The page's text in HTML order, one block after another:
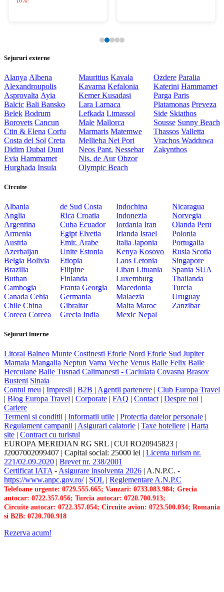
Sejururi externe
Alanya Albena
Alexandroupolis
Asprovalta Ayia
Balcic Bali Bansko
Belek Bodrum
Borovets Cancun
Ctin & Elena Corfu
Costa del Sol Creta
Didim Dubai Duni
Evia Hammamet
Hurghada Insula
Mauritius Kavala
Kavarna Kefalonia
KemerKusadasi
LaraLarnaca
Lefkada Limassol
Male Mallorca
Marmaris Matemwe
MelliehaNei Pori
Neos Pant. Nessebar
Nis. de Aur Obzor
Olympic Beach
Ozdere Paralia
Katerini Hammamet
Parga Paris
Platamonas Preveza
Side Skiathos
Sousse Sunny Beach
Thassos Valletta
Vrachos Wadduwa
Zakynthos
Circuite
Albania
Anglia
Argentina
Armenia
Austria
Azerbaijan
Belgia Bolivia
Brazilia
Buthan
Cambogia
Canada Cehia
Chile China
Coreea Coreea
de Sud Costa
Rica Croatia
Cuba Ecuador
Egipt Elvetia
Emir. Arabe
Unite Estonia
Etiopia
Filipine
Finlanda
Franta Georgia
Germania
Gibraltar
Grecia India
Indochina
Indonezia
Iordania Iran
Irlanda Israel
Italia Japonia
Kenya Kosovo
Laos Letonia
Liban Lituania
Luxemburg
Macedonia
Malaezia
Malta Maroc
Mexic Nepal
Nicaragua
Norvegia
Olanda Peru
Polonia
Portugalia
Rusia Scotia
Singapore
Spania SUA
Thailanda
Turcia
Uruguay
Zanzibar
Sejururi interne
Litoral Balneo Munte Costinesti Eforie Nord Eforie Sud Jupiter
Mamaia Mangalia Neptun Vama Veche Venus Baile Felix Baile
Herculane Baile Tusnad Calimanesti - Caciulata Covasna Brasov
Busteni Sinaia
Contul meu
Impresii B2B | Agentii partenere
Club Europa Travel
Blog Europa Travel Corporate FAQ Contact| Despre noi
Cariere
Termeni si conditii
Informatii utile Protectia datelor personale
Regulament campanii Asigurari calatorie Taxe hoteliere
Harta
site
Contract cu turistul
EUROPA MERIDIAN RG SRL
CUI RO20945823
J2007002099407
Capital social: 25000 lei
Licenta turism nr.
221/02.09.2020
Brevet nr. 238/2001
Certificat IATA-Asigurare insolventa 2026 A.N.P.C. -
https://www.anpc.gov.ro/| SOL Reglementare A.N.P.C
Telefoane urgente: 0729.555.665; Vanzari: 0733.083.984; Grecia
autocar: 0722.357.056; Turcia autocar: 0720.700.913;
Circuite autocar: 0722.357.054; Circuite avion: 0723.500.034; Romania
si B2B: 0720.700.918
Rezerva acum!